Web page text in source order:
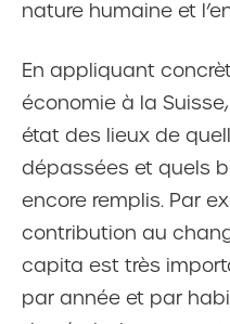
nature humaine et
En appliquant
économie à la
état des lieux de
dépassées et quels
encore remplis. Par
contribution au
capita est très
par année et par